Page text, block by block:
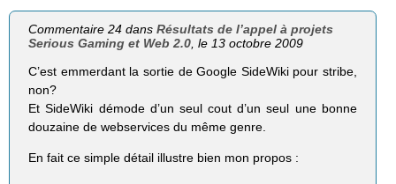
Commentaire 24 dansRésultats de l’appel à projets
Serious Gaming et Web 2.0 , le 13 octobre 2009
C’est emmerdant la sortie de Google SideWiki pour stribe,
non?
Et SideWiki démode d’un seul cout d’un seul une bonne
douzaine de webservices du même genre.
En fait ce simple détail illustre bien mon propos :